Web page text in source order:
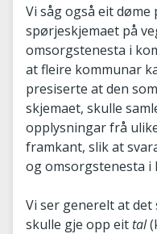
Vi såg også eit
spørjeskjemaet på
omsorgstenesta i
at fleire kommunar
presiserte at den
skjemaet, skulle
opplysningar frå
framkant, slik at
og omsorgstenesta i
Vi ser generelt at
skulle gje opp eit tal